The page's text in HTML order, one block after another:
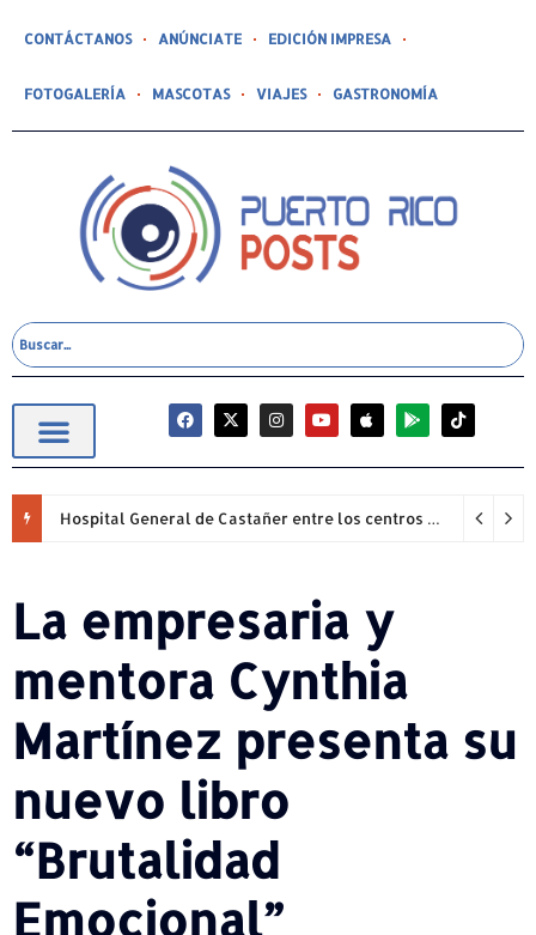
CONTÁCTANOS ANÚNCIATE EDICIÓN IMPRESA
FOTOGALERÍA MASCOTAS VIAJES GASTRONOMÍA
Hospital General de Castañer entre los centros de salud comunitarios con mejor desempeño clínico de Estados Unidos
La empresaria y
mentora Cynthia
Martínez presenta su
nuevo libro
“Brutalidad
Emocional”